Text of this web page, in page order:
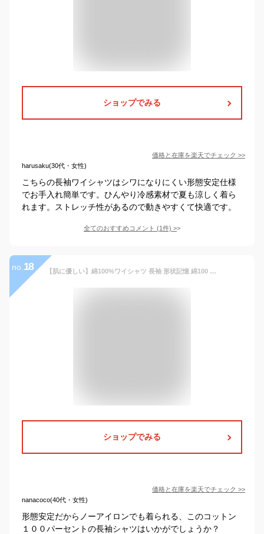
ショップでみる
価格と在庫を楽天でチェック >>
harusaku(30代・女性)
こちらの長袖ワイシャツはシワになりにくい形態安定仕様
でお手入れ簡単です。ひんやり冷感素材で夏も涼しく着ら
れます。ストレッチ性があるので動きやすくて快適です。
全てのおすすめコメント (1件) >
no. 18 【肌に優しい】綿100%ワイシャツ 長袖 形状記憶 綿100 ノーアイロン メンズ コットン 仕事 営業 ビジネス 通勤 フォーマル 冠婚葬祭 結婚式 カッターシャツ シャツ レギュラー 制服 学生 吸水 敏感肌 父 春 夏 秋 冬 肌に優しい 通気性 [洗濯後返品OK]
ショップでみる
価格と在庫を楽天でチェック >>
nanacoco(40代・女性)
形態安定だからノーアイロンでも着られる、このコットン
１００パーセントの長袖シャツはいかがでしょうか？